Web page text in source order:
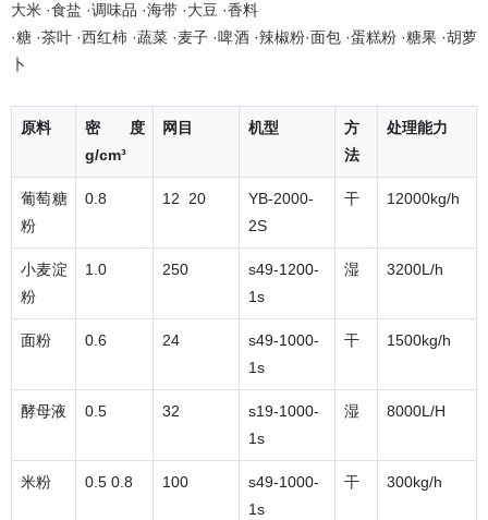
大米 ·食盐 ·调味品 ·海带 ·大豆 ·香料
·糖 ·茶叶 ·西红柿 ·蔬菜 ·麦子 ·啤酒 ·辣椒粉·面包 ·蛋糕粉 ·糖果 ·胡萝
卜
原料
密度
g/cm³
网目 机型
方
法
处理能力
葡萄糖
粉
0.8 12 20
YB-2000-
2S
干 12000kg/h
小麦淀
粉
1.0 250
s49-1200-
1s
湿 3200L/h
面粉 0.6 24
s49-1000-
1s
干 1500kg/h
酵母液 0.5 32
s19-1000-
1s
湿 8000L/H
米粉 0.5 0.8 100
s49-1000-
1s
干 300kg/h